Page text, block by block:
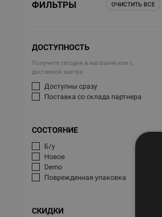
ФИЛЬТРЫ ОЧИСТИТЬ ВСЕ
ДОСТУПНОСТЬ
Получите сегодня в магазине или с
доставкой завтра
Доступны сразу
Поставка со склада партнера
СОСТОЯНИЕ
Б/у
Новое
Demo
Поврежденная упаковка
СКИДКИ